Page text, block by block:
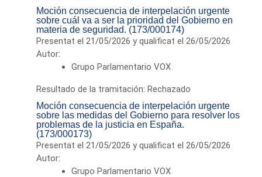
Moción consecuencia de interpelación urgente
sobre cuál va a ser la prioridad del Gobierno en
materia de seguridad. (173/000174)
Presentat el 21/05/2026 y qualificat el 26/05/2026
Autor:
Grupo Parlamentario VOX
Resultado de la tramitación: Rechazado
Moción consecuencia de interpelación urgente
sobre las medidas del Gobierno para resolver los
problemas de la justicia en España.
(173/000173)
Presentat el 21/05/2026 y qualificat el 26/05/2026
Autor:
Grupo Parlamentario VOX